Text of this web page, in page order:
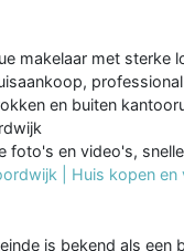
makelaar met sterke
en buiten
foto's en video's,
| Huis kopen en
is bekend als